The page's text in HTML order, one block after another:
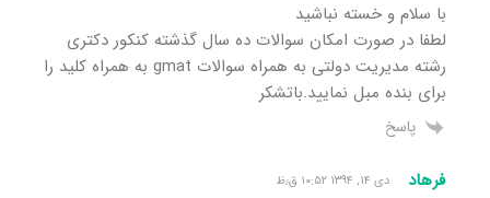
با سلام و خسته نباشید
لطفا در صورت امکان سوالات ده سال گذشته کنکور دکتری
رشته مدیریت دولتی به همراه سوالات gmat به همراه کلید را
برای بنده مبل نمایید.باتشکر
پاسخ
فرهاد دی ۱۴, ۱۳۹۴ ۱۰:۵۲ ق٫ظ